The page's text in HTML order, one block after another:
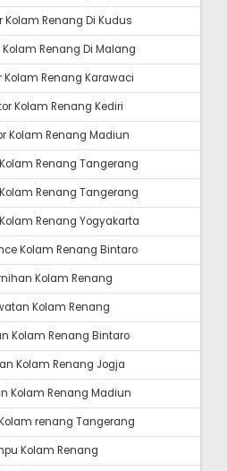
Kolam Renang Di Kudus
Renang Di Malang
Kolam Renang Karawaci
Kolam Renang Kediri
Kolam Renang Madiun
Renang Tangerang
Renang Tangerang
Renang Yogyakarta
Kolam Renang Bintaro
Kolam Renang
Kolam Renang
Kolam Renang Bintaro
Kolam Renang Jogja
Kolam Renang Madiun
renang Tangerang
Kolam Renang